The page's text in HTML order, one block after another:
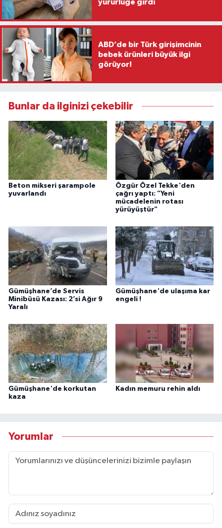
yürürlüğe girdi
ABD’de bir Türk girişimcinin
bebek ürünleri büyük ilgi
görüyor!
Bunlar da ilginizi çekebilir
Beton mikseri şarampole
yuvarlandı
Özgür Özel Tekke'den
çağrı yaptı: "Yeni
mücadelenin rotası
yürüyüştür"
Gümüşhane’de Servis
Minibüsü Kazası: 2’si Ağır 9
Yaralı
Gümüşhane'de ulaşıma kar
engeli !
Gümüşhane'de korkutan
kaza
Kadın memuru rehin aldı
Yorumlar